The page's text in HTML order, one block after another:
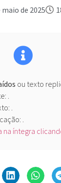
maio de 2025
ou texto
.
.
na íntegra